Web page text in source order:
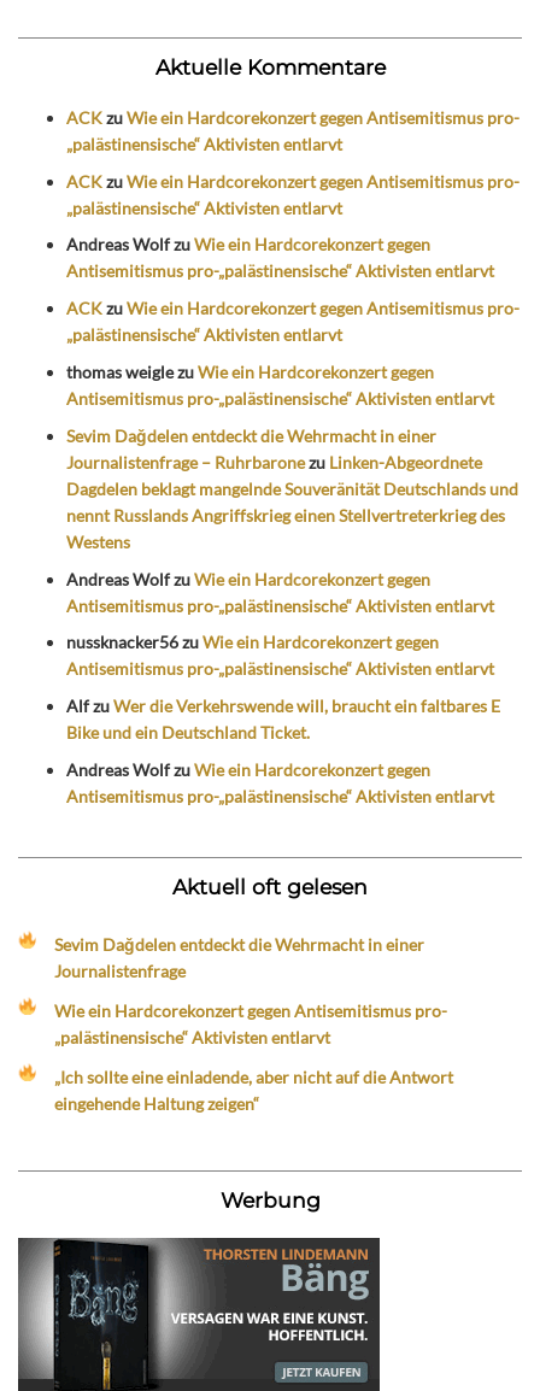
Aktuelle Kommentare
ACKzuWie ein Hardcorekonzert gegen Antisemitismus pro-
„palästinensische“ Aktivisten entlarvt
ACKzuWie ein Hardcorekonzert gegen Antisemitismus pro-
„palästinensische“ Aktivisten entlarvt
Andreas WolfzuWie ein Hardcorekonzert gegen
Antisemitismus pro-„palästinensische“ Aktivisten entlarvt
ACKzuWie ein Hardcorekonzert gegen Antisemitismus pro-
„palästinensische“ Aktivisten entlarvt
thomas weiglezuWie ein Hardcorekonzert gegen
Antisemitismus pro-„palästinensische“ Aktivisten entlarvt
Sevim Dağdelen entdeckt die Wehrmacht in einer
Journalistenfrage – Ruhrbaronezu Linken-Abgeordnete
Dagdelen beklagt mangelnde Souveränität Deutschlands und
nennt Russlands Angriffskrieg einen Stellvertreterkrieg des
Westens
Andreas WolfzuWie ein Hardcorekonzert gegen
Antisemitismus pro-„palästinensische“ Aktivisten entlarvt
nussknacker56zuWie ein Hardcorekonzert gegen
Antisemitismus pro-„palästinensische“ Aktivisten entlarvt
AlfzuWer die Verkehrswende will, braucht ein faltbares E
Bike und ein Deutschland Ticket.
Andreas WolfzuWie ein Hardcorekonzert gegen
Antisemitismus pro-„palästinensische“ Aktivisten entlarvt
Aktuell oft gelesen
Sevim Dağdelen entdeckt die Wehrmacht in einer
Journalistenfrage
Wie ein Hardcorekonzert gegen Antisemitismus pro-
„palästinensische“ Aktivisten entlarvt
„Ich sollte eine einladende, aber nicht auf die Antwort
eingehende Haltung zeigen“
Werbung